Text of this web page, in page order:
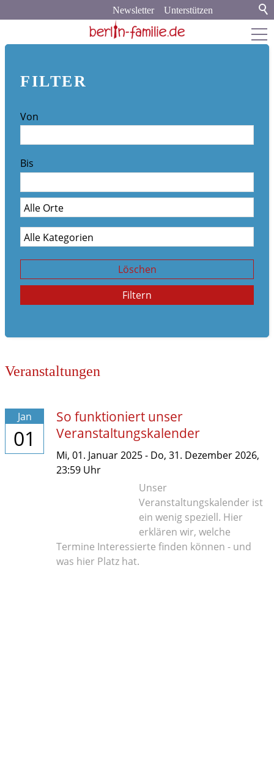
Unterstützen
Newsletter
Werbung und Kooperation
Stadt & Land
Bildung
Politik & Gesellschaft
FILTER
Von
Bis
Löschen
Filtern
Veranstaltungen
Jan
01
So funktioniert unser
Veranstaltungskalender
Mi, 01. Januar 2025- Do, 31. Dezember 2026,
23:59 Uhr
Unser
Veranstaltungskalender ist
ein wenig speziell. Hier
erklären wir, welche
Termine Interessierte finden können - und
was hier Platz hat.